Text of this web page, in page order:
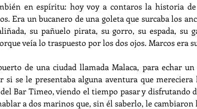
en espíritu: hoy voy a contaros la historia
Era un bucanero de una goleta que surcaba los
su pañuelo pirata, su gorro, su espada, su
veía lo traspuesto por los dos ojos. Marcos era
de una ciudad llamada Malaca, para echar un
si se le presentaba alguna aventura que
Bar Timeo, viendo el tiempo pasar y disfrutando
a dos marinos que, sin él saberlo, le cambiaron